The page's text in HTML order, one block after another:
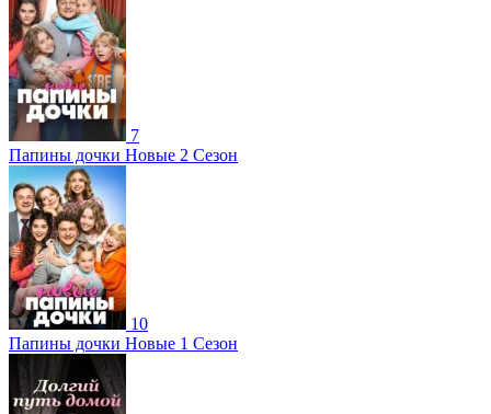
7
Папины дочки Новые 2 Сезон
10
Папины дочки Новые 1 Сезон